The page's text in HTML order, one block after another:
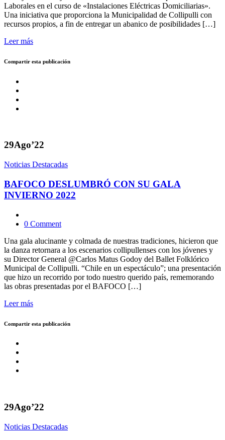
Laborales en el curso de «Instalaciones Eléctricas Domiciliarias».
Una iniciativa que proporciona la Municipalidad de Collipulli con
recursos propios, a fin de entregar un abanico de posibilidades […]
Leer más
Compartir esta publicación
29Ago’22
Noticias Destacadas
BAFOCO DESLUMBRÓ CON SU GALA
INVIERNO 2022
0 Comment
Una gala alucinante y colmada de nuestras tradiciones, hicieron que
la danza retornara a los escenarios collipullenses con los jóvenes y
su Director General @Carlos Matus Godoy del Ballet Folklórico
Municipal de Collipulli. “Chile en un espectáculo”; una presentación
que hizo un recorrido por todo nuestro querido país, rememorando
las obras presentadas por el BAFOCO […]
Leer más
Compartir esta publicación
29Ago’22
Noticias Destacadas